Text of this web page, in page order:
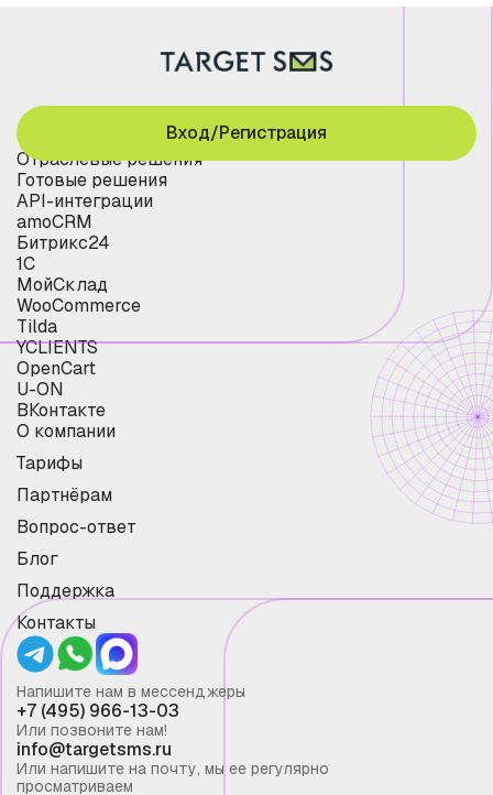
Отраслевые решения
Готовые решения
API-интеграции
amoCRM
Битрикс24
1С
МойСклад
WooCommerce
Tilda
YCLIENTS
OpenCart
U-ON
ВКонтакте
О компании
Тарифы
Партнёрам
Вопрос-ответ
Блог
Поддержка
Контакты
Вход/Регистрация
Напишите нам в мессенджеры
+7 (495) 966-13-03
Или позвоните нам!
info@targetsms.ru
Или напишите на почту, мы ее регулярно
просматриваем